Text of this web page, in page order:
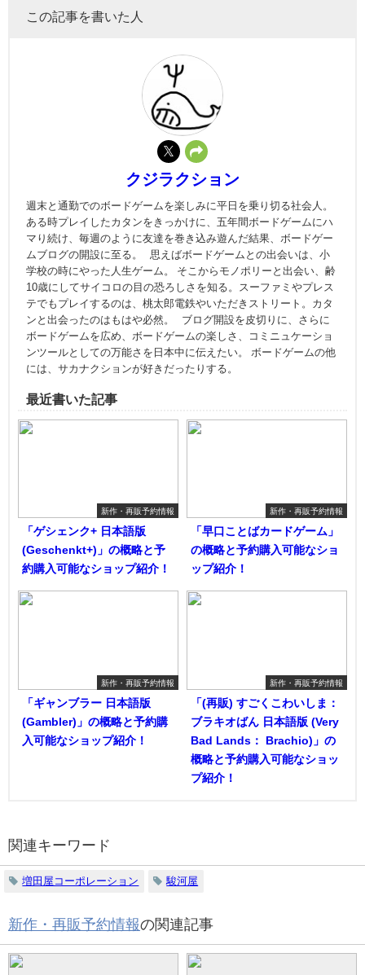
この記事を書いた人
クジラクション
週末と通勤でのボードゲームを楽しみに平日を乗り切る社会人。
ある時プレイしたカタンをきっかけに、五年間ボードゲームにハ
マり続け、毎週のように友達を巻き込み遊んだ結果、ボードゲー
ムブログの開設に至る。 思えばボードゲームとの出会いは、小
学校の時にやった人生ゲーム。 そこからモノポリーと出会い、齢
10歳にしてサイコロの目の恐ろしさを知る。スーファミやプレス
テでもプレイするのは、桃太郎電鉄やいただきストリート。カタ
ンと出会ったのはもはや必然。 ブログ開設を皮切りに、さらに
ボードゲームを広め、ボードゲームの楽しさ、コミニュケーショ
ンツールとしての万能さを日本中に伝えたい。 ボードゲームの他
には、サカナクションが好きだったりする。
最近書いた記事
新作・再販予約情報
「ゲシェンク+ 日本語版
(Geschenkt+)」の概略と予
約購入可能なショップ紹介！
新作・再販予約情報
「早口ことばカードゲーム」
の概略と予約購入可能なショ
ップ紹介！
新作・再販予約情報
「ギャンブラー 日本語版
(Gambler)」の概略と予約購
入可能なショップ紹介！
新作・再販予約情報
「(再販) すごくこわいしま：
ブラキオばん 日本語版 (Very
Bad Lands： Brachio)」の
概略と予約購入可能なショッ
プ紹介！
関連キーワード
増田屋コーポレーション 駿河屋
新作・再販予約情報の関連記事